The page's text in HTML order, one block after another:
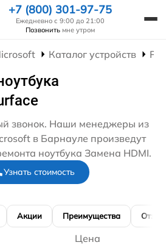
+7 (800) 301-97-75
Ежедневно с 9:00 до 21:00
Позвонить мне утром
Каталог устройств
звонок. Наши менеджеры из
в Барнауле произведут
ноутбука Замена HDMI.
Узнать стоимость
Акции Преимущества
Цена